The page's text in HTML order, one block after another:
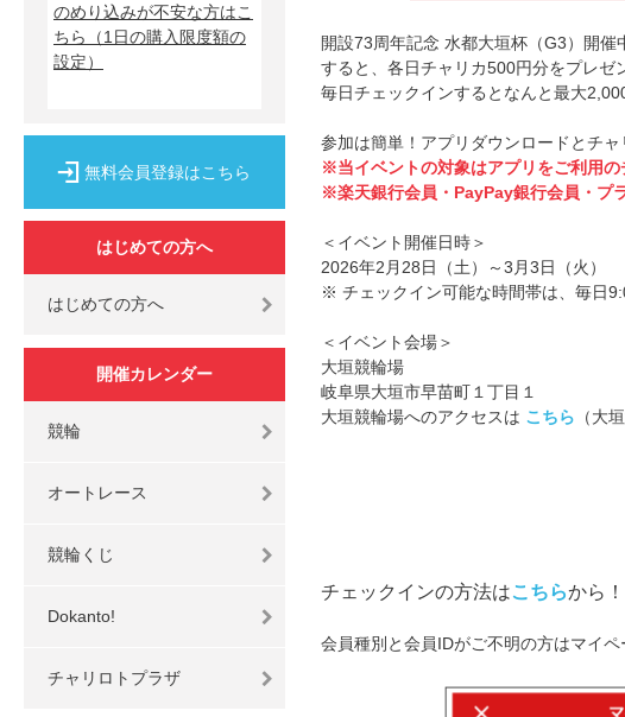
のめり込みが不安な方はこ
ちら
（1日の購入限度額の
設定）
無料会員登録はこちら
はじめての方へ
はじめての方へ
開催カレンダー
競輪
オートレース
競輪くじ
Dokanto!
チャリロトプラザ
開設73周年記念 水都大垣杯（G3）開
すると、各日チャリカ500円分をプレゼ
毎日チェックインするとなんと最大
参加は簡単！アプリダウンロードとチ
※当イベントの対象はアプリをご利用の
※楽天銀行会員・PayPay銀行会員・プ
＜イベント開催日時＞
2026年2月28日（土）～3月3日（火）
※ チェックイン可能な時間帯は、毎日
＜イベント会場＞
大垣競輪場
岐阜県大垣市早苗町１丁目１
大垣競輪場へのアクセスは こちら （大
チェックインの方法はこちらから！
会員種別と会員IDがご不明の方はマイペ